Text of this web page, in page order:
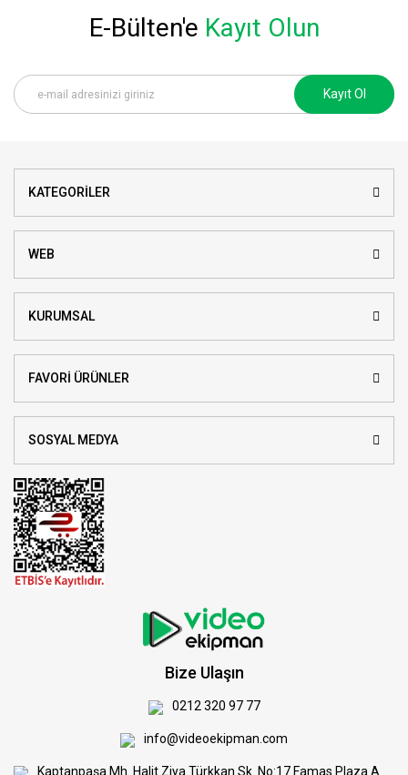
E-Bülten'e Kayıt Olun
Kayıt Ol
KATEGORİLER
WEB
KURUMSAL
FAVORİ ÜRÜNLER
SOSYAL MEDYA
Bize Ulaşın
0212 320 97 77
info@videoekipman.com
Kaptanpaşa Mh. Halit Ziya Türkkan Sk. No:17 Famas Plaza A